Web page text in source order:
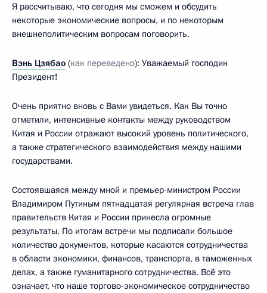
Я рассчитываю, что сегодня мы сможем и обсудить
некоторые экономические вопросы, и по некоторым
внешнеполитическим вопросам поговорить.
Вэнь Цзябао (как переведено): Уважаемый господин
Президент!
Очень приятно вновь с Вами увидеться. Как Вы точно
отметили, интенсивные контакты между руководством
Китая и России отражают высокий уровень политического,
а также стратегического взаимодействия между нашими
государствами.
Состоявшаяся между мной и премьер-министром России
Владимиром Путиным пятнадцатая регулярная встреча глав
правительств Китая и России принесла огромные
результаты. По итогам встречи мы подписали большое
количество документов, которые касаются сотрудничества
в области экономики, финансов, транспорта, в таможенных
делах, а также гуманитарного сотрудничества. Всё это
означает, что наше торгово-экономическое сотрудничество